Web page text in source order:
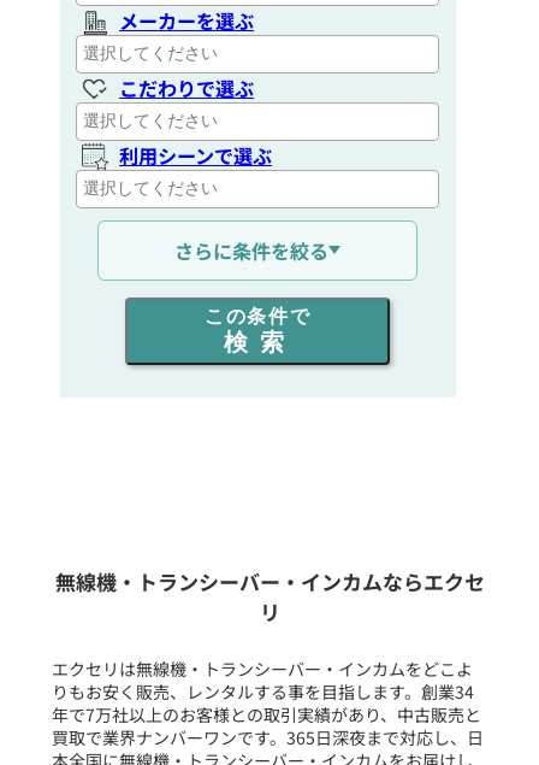
メーカーを選ぶ
こだわりで選ぶ
利用シーンで選ぶ
通信距離を選ぶ
出力を選ぶ
同時通話人数を選ぶ
フリーワード入力(製品名等)
選択条件をリセット
さらに条件を絞る
この条件で
検索
無線機・トランシーバー・インカムならエクセ
リ
エクセリは無線機・トランシーバー・インカムをどこよ
りもお安く販売、レンタルする事を目指します。創業34
年で7万社以上のお客様との取引実績があり、中古販売と
買取で業界ナンバーワンです。365日深夜まで対応し、日
本全国に無線機・トランシーバー・インカムをお届けし